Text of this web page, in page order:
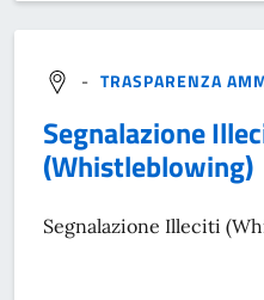
- TRASPARENZA
Segnalazione
(Whistleblowing)
Segnalazione Illeciti